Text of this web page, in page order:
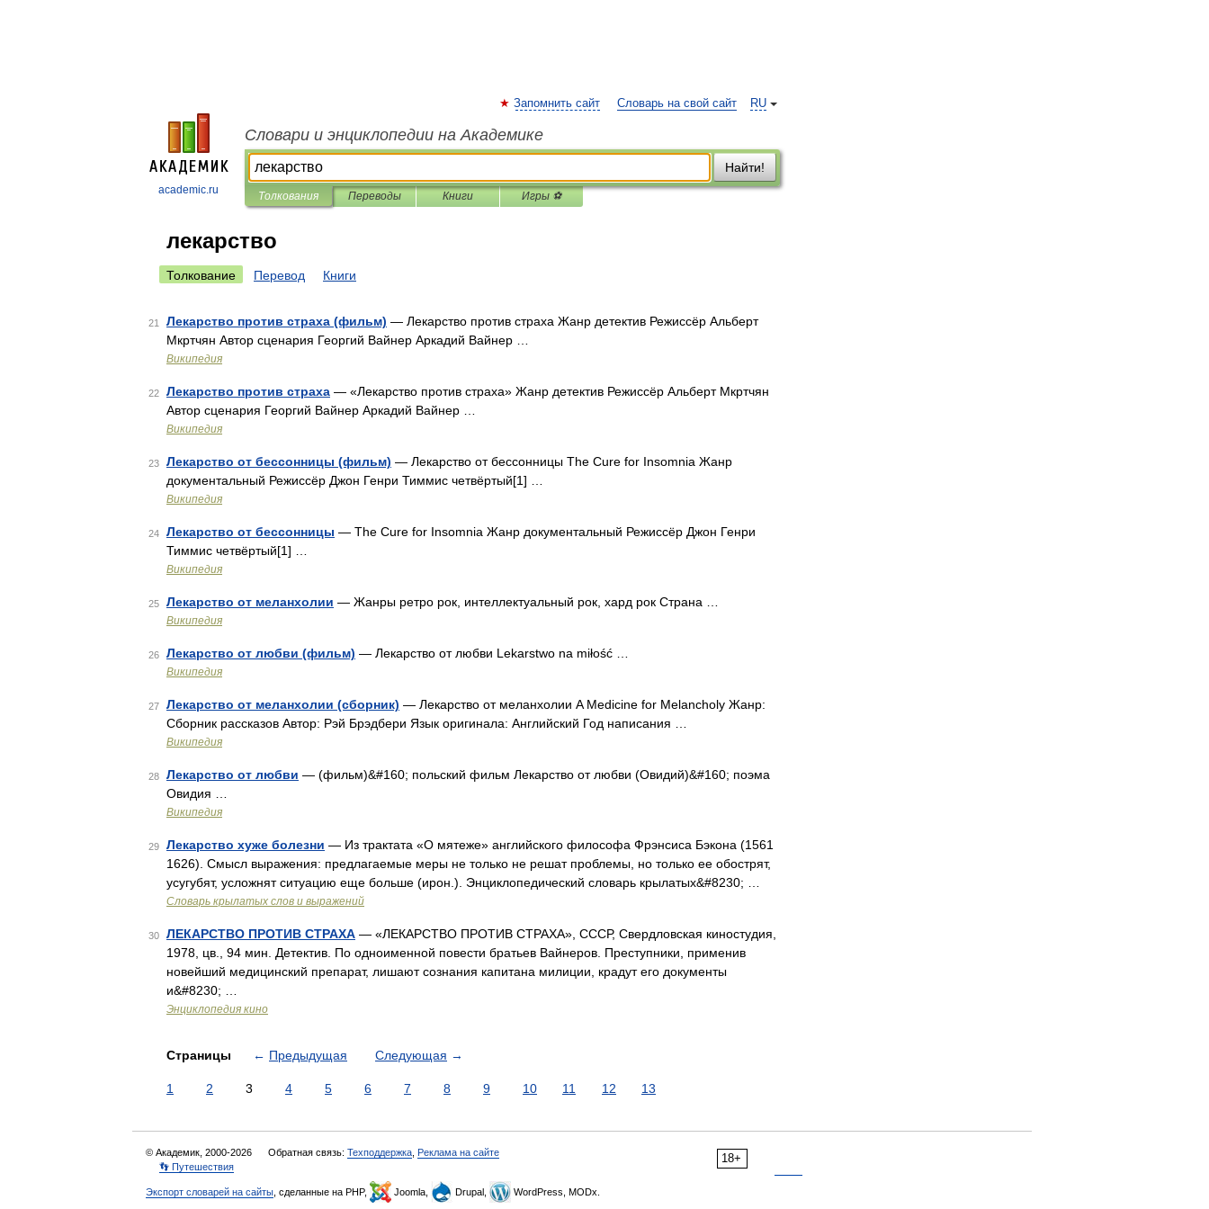
academic.ru
RU
Запомнить сайт Словарь на свой сайт
Словари и энциклопедии на Академике
Найти!
Толкования Переводы Книги Игры ⚽
лекарство
Толкование Перевод Книги
21 Лекарство против страха (фильм) — Лекарство против страха Жанр детектив Режиссёр Альберт
Мкртчян Автор сценария Георгий Вайнер Аркадий Вайнер …
Википедия
22 Лекарство против страха — «Лекарство против страха» Жанр детектив Режиссёр Альберт Мкртчян
Автор сценария Георгий Вайнер Аркадий Вайнер …
Википедия
23 Лекарство от бессонницы (фильм) — Лекарство от бессонницы The Cure for Insomnia Жанр
документальный Режиссёр Джон Генри Тиммис четвёртый[1] …
Википедия
24 Лекарство от бессонницы — The Cure for Insomnia Жанр документальный Режиссёр Джон Генри
Тиммис четвёртый[1] …
Википедия
25 Лекарство от меланхолии — Жанры ретро рок, интеллектуальный рок, хард рок Страна …
Википедия
26 Лекарство от любви (фильм) — Лекарство от любви Lekarstwo na miłość …
Википедия
27 Лекарство от меланхолии (сборник) — Лекарство от меланхолии A Medicine for Melancholy Жанр:
Сборник рассказов Автор: Рэй Брэдбери Язык оригинала: Английский Год написания …
Википедия
28 Лекарство от любви — (фильм)&#160; польский фильм Лекарство от любви (Овидий)&#160; поэма
Овидия …
Википедия
29 Лекарство хуже болезни — Из трактата «О мятеже» английского философа Фрэнсиса Бэкона (1561
1626). Смысл выражения: предлагаемые меры не только не решат проблемы, но только ее обострят,
усугубят, усложнят ситуацию еще больше (ирон.). Энциклопедический словарь крылатых&#8230; …
Словарь крылатых слов и выражений
30 ЛЕКАРСТВО ПРОТИВ СТРАХА — «ЛЕКАРСТВО ПРОТИВ СТРАХА», СССР, Свердловская киностудия,
1978, цв., 94 мин. Детектив. По одноименной повести братьев Вайнеров. Преступники, применив
новейший медицинский препарат, лишают сознания капитана милиции, крадут его документы
и&#8230; …
Энциклопедия кино
Страницы ← Предыдущая Следующая →
1 2 3 4 5 6 7 8 9 10 11 12 13
18+
© Академик, 2000-2026 Обратная связь: Техподдержка Реклама на сайте
👣 Путешествия
Экспорт словарей на сайты , сделанные на PHP, Joomla, Drupal, WordPress, MODx.